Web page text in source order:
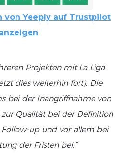
von Yeeply auf Trustpilot
anzeigen
Projekten mit La Liga
dies weiterhin fort). Die
bei der Inangriffnahme von
Qualität bei der Definition
up und vor allem bei
der Fristen bei.”